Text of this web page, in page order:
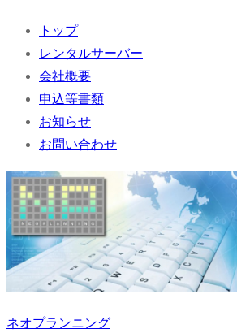
キ
ッ
プ
トップ
レンタルサーバー
会社概要
申込等書類
お知らせ
お問い合わせ
ネオプランニング